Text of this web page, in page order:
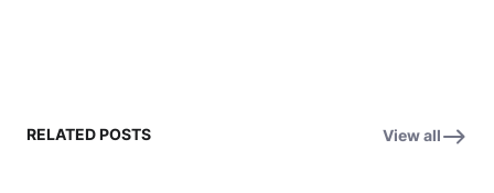
RELATED POSTS View all